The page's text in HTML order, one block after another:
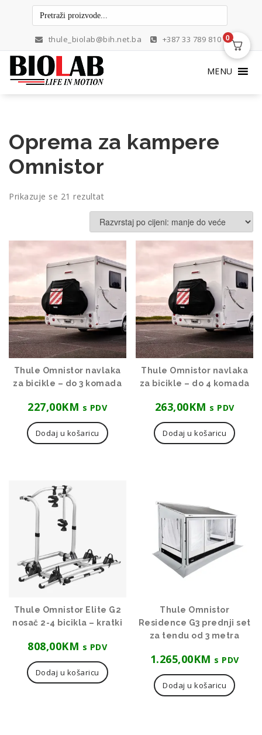
thule_biolab@bih.net.ba +387 33 789 810
MENU
Oprema za kampere
Omnistor
Prikazuje se 21 rezultatPoredano
po
cijeni:
od
do
visoke
Thule Omnistor navlaka
za bicikle – do 3 komada
227,00KM s PDV
Dodaj u košaricu
Thule Omnistor navlaka
za bicikle – do 4 komada
263,00KM s PDV
Dodaj u košaricu
Thule Omnistor Elite G2
nosač 2-4 bicikla – kratki
808,00KM s PDV
Dodaj u košaricu
Thule Omnistor
Residence G3 prednji set
za tendu od 3 metra
1.265,00KM s PDV
Dodaj u košaricu
0